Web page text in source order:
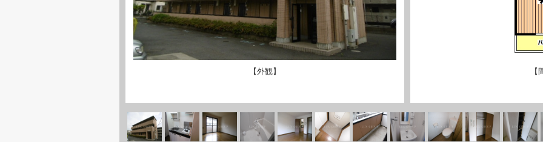
【外観】 【